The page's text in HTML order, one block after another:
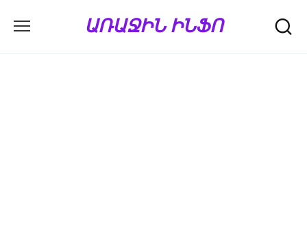
ԱՌԱՋԻՆ ԻՆՖՈ